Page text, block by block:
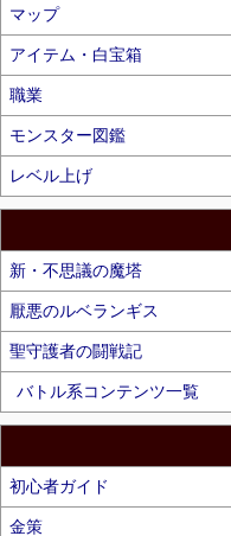
マップ
アイテム・白宝箱
職業
モンスター図鑑
レベル上げ
新・不思議の魔塔
厭悪のルベランギス
聖守護者の闘戦記
バトル系コンテンツ一覧
初心者ガイド
金策